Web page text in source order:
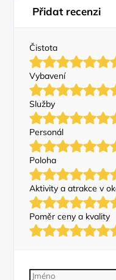
Přidat recenzi
Čistota
Vybavení
Služby
Personál
Poloha
Aktivity a atrakce v
Poměr ceny a kvality